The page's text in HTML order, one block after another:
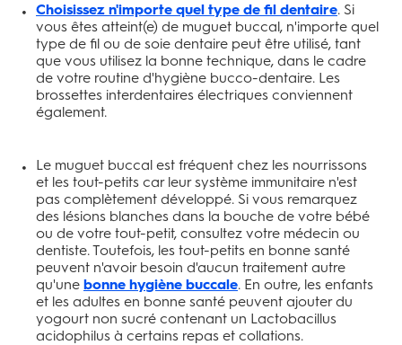
Choisissez n'importe quel type de fil dentaire. Si
vous êtes atteint(e) de muguet buccal, n'importe quel
type de fil ou de soie dentaire peut être utilisé, tant
que vous utilisez la bonne technique, dans le cadre
de votre routine d'hygiène bucco-dentaire. Les
brossettes interdentaires électriques conviennent
également.
Le muguet buccal est fréquent chez les nourrissons
et les tout-petits car leur système immunitaire n'est
pas complètement développé. Si vous remarquez
des lésions blanches dans la bouche de votre bébé
ou de votre tout-petit, consultez votre médecin ou
dentiste. Toutefois, les tout-petits en bonne santé
peuvent n'avoir besoin d'aucun traitement autre
qu'une bonne hygiène buccale. En outre, les enfants
et les adultes en bonne santé peuvent ajouter du
yogourt non sucré contenant un Lactobacillus
acidophilus à certains repas et collations.